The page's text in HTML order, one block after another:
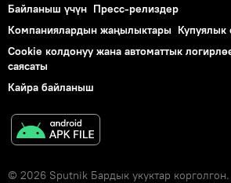
Байланыш үчүн Пресс-релиздер
Компаниялардын жаңылыктары Купуялык
Cookie колдонуу жана автоматтык
саясаты
Кайра байланыш
© 2026 Sputnik Бардык укуктар корголгон.